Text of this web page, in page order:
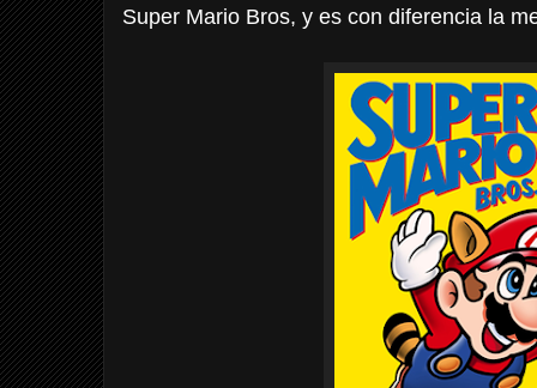
Super Mario Bros, y es con diferencia la